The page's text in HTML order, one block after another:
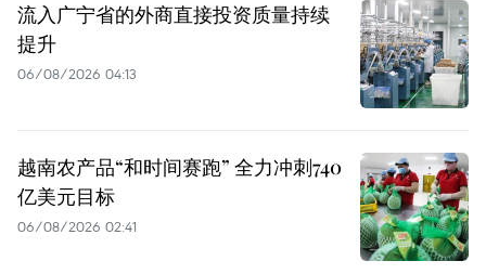
流入广宁省的外商直接投资质量持续
提升
06/08/2026 04:13
越南农产品“和时间赛跑” 全力冲刺740
亿美元目标
06/08/2026 02:41